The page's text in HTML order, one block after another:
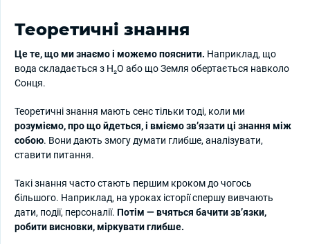
Теоретичні знання
Це те, що ми знаємо і можемо пояснити. Наприклад, що
вода складається з H₂O або що Земля обертається навколо
Сонця.
Теоретичні знання мають сенс тільки тоді, коли ми
розуміємо, про що йдеться, і вміємо зв’язати ці знання між
собою. Вони дають змогу думати глибше, аналізувати,
ставити питання.
Такі знання часто стають першим кроком до чогось
більшого. Наприклад, на уроках історії спершу вивчають
дати, події, персоналії. Потім — вчяться бачити зв’язки,
робити висновки, міркувати глибше.